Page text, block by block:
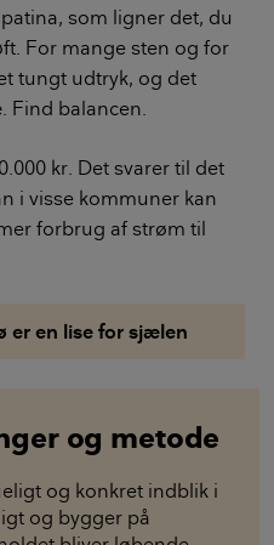
som ligner det, du
For mange sten og for
tungt udtryk, og det
balancen.
kr. Det svarer til det
i visse kommuner kan
forbrug af strøm til
er en lise for sjælen
og metode
og konkret indblik i
og bygger på